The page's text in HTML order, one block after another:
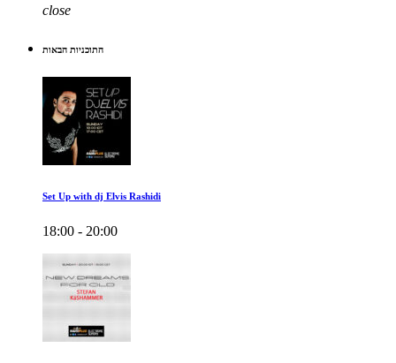
close
התוכניות הבאות
Set Up with dj Elvis Rashidi
18:00 - 20:00